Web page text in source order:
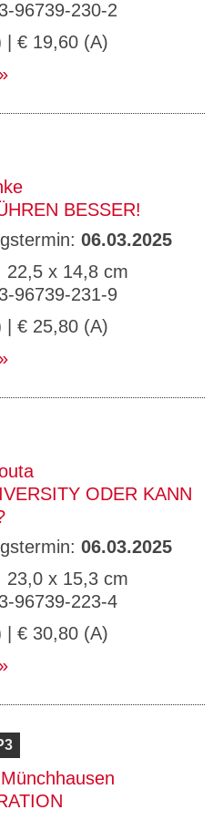
96739-230-2
| € 19,60 (A)
BESSER!
06.03.2025
22,5 x 14,8 cm
96739-231-9
| € 25,80 (A)
ODER KANN
06.03.2025
23,0 x 15,3 cm
96739-223-4
| € 30,80 (A)